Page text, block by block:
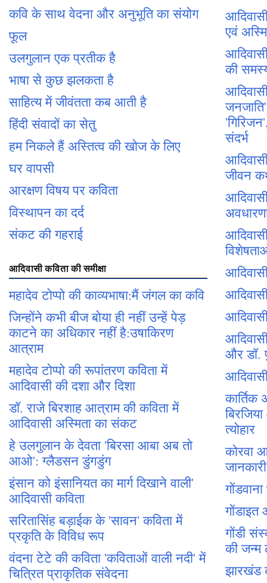
कवि के साथ वेदना और अनुभूति का संयोग
फूल
उलगुलान एक प्रतीक है
भाषा से कुछ झलकता है
साहित्य में जीवंतता कब आती है
हिंदी संवादों का सेतु
हम निकले हैं अस्तित्व की खोज के लिए
घर वापसी
आरक्षण विषय पर कविता
विस्थापन का दर्द
संकट की गहराई
आदिवासी कविता की समीक्षा
महादेव टोप्पो की काव्यभाषा:मैं जंगल का कवि
जिन्होंने कभी बीज बोया ही नहीं उन्हें पेड़
काटने का अधिकार नहीं है:उषाकिरण
आत्राम
महादेव टोप्पो की रूपांतरण कविता में
आदिवासी की दशा और दिशा
डॉ. राजे बिरशाह आत्राम की कविता में
आदिवासी अस्मिता का संकट
हे उलगुलान के देवता 'बिरसा आबा अब तो
आओ': ग्लैडसन डुंगडुंग
इंसान को इंसानियत का मार्ग दिखाने वाली'
आदिवासी कविता
सरितासिंह बड़ाईक के 'सावन' कविता में
प्रकृति के विविध रूप
वंदना टेटे की कविता 'कविताओं वाली नदी' में
चित्रित प्राकृतिक संवेदना
एवं
की
संदर्भ
जीवन
और डॉ.
कार्तिक
त्योहार
कोरवा
जानकारी
गोंडाइत
गोंडी
की जन्म
झारखंड